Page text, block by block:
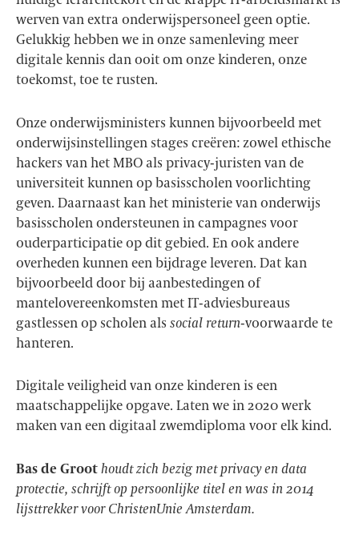
werven van extra onderwijspersoneel geen optie.
Gelukkig hebben we in onze samenleving meer
digitale kennis dan ooit om onze kinderen, onze
toekomst, toe te rusten.
Onze onderwijsministers kunnen bijvoorbeeld met
onderwijsinstellingen stages creëren: zowel ethische
hackers van het MBO als privacy-juristen van de
universiteit kunnen op basisscholen voorlichting
geven. Daarnaast kan het ministerie van onderwijs
basisscholen ondersteunen in campagnes voor
ouderparticipatie op dit gebied. En ook andere
overheden kunnen een bijdrage leveren. Dat kan
bijvoorbeeld door bij aanbestedingen of
mantelovereenkomsten met IT-adviesbureaus
gastlessen op scholen als social return-voorwaarde te
hanteren.
Digitale veiligheid van onze kinderen is een
maatschappelijke opgave. Laten we in 2020 werk
maken van een digitaal zwemdiploma voor elk kind.
Bas de Groothoudt zich bezig met privacy en data
protectie, schrijft op persoonlijke titel en was in 2014
lijsttrekker voor ChristenUnie Amsterdam.